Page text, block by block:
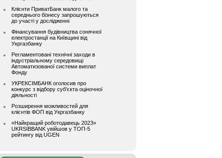
Клієнти ПриватБанк малого та
середнього бізнесу запрошуються
до участі у дослідженні
Фінансування будівництва сонячної
електростанції на Київщині від
Укргазбанку
Регламентовані технічні заходи в
індустріальному середовищі
Автоматизованої системи виплат
Фонду
УКРЕКСІМБАНК оголосив про
конкурс з відбору суб’єкта оціночної
діяльності
Розширення можливостей для
клієнтів ФОП від Укргазбанку
«Найкращий роботодавець 2023»
UKRSIBBANK увійшов у ТОП-5
рейтингу від UGEN